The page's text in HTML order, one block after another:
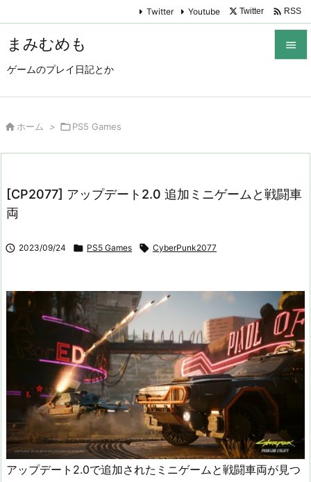
まみむめも
ゲームのプレイ日記とか

次へ
Twitter Youtube Twitter  RSS
 ホーム > PS5 Games
[CP2077] アップデート2.0 追加ミニゲームと戦闘車
両
 2023/09/24  PS5 Games  CyberPunk2077
アップデート2.0で追加されたミニゲームと戦闘車両が見つ